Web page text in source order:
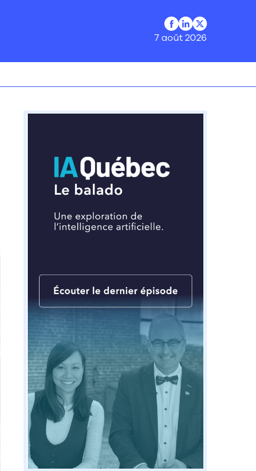
Profil Facebook
Profil LinkedIn
Profil Twitter
7 août 2026